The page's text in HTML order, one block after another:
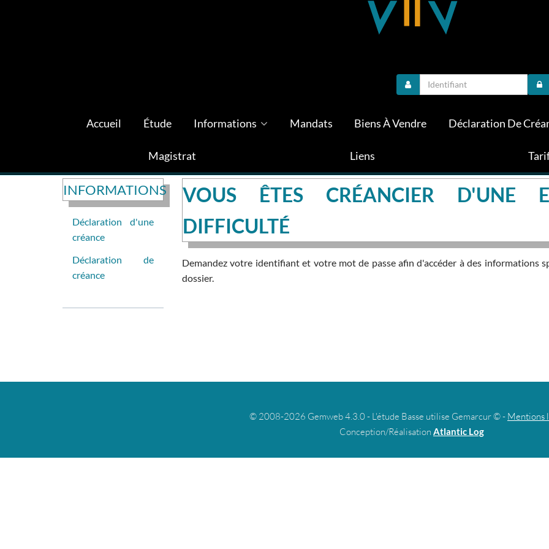
Accueil Étude Informations Mandats Biens À Vendre Déclaration De
Magistrat Liens
INFORMATIONS
Déclaration d'une
créance
Déclaration de
créance
VOUS ÊTES CRÉANCIER D'UNE
DIFFICULTÉ
Demandez votre identifiant et votre mot de passe afin d'accéder à des informations
dossier.
© 2008-2026 Gemweb 4.3.0 - L'étude Basse utilise Gemarcur © - Mentions
Conception/Réalisation Atlantic Log